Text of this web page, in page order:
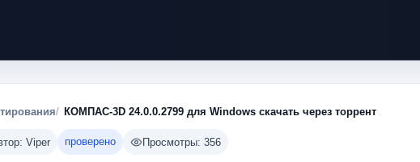
КОМПАС-3D 24.0.0.2799 для Windows скачать через торрент
Viper проверено Просмотры: 356